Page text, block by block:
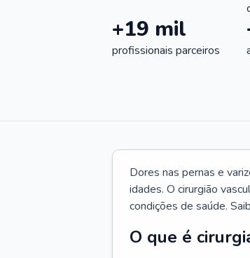
+19 mil
profissionais parceiros
Dores nas pernas e
idades. O cirurgião
condições de saúde.
O que é